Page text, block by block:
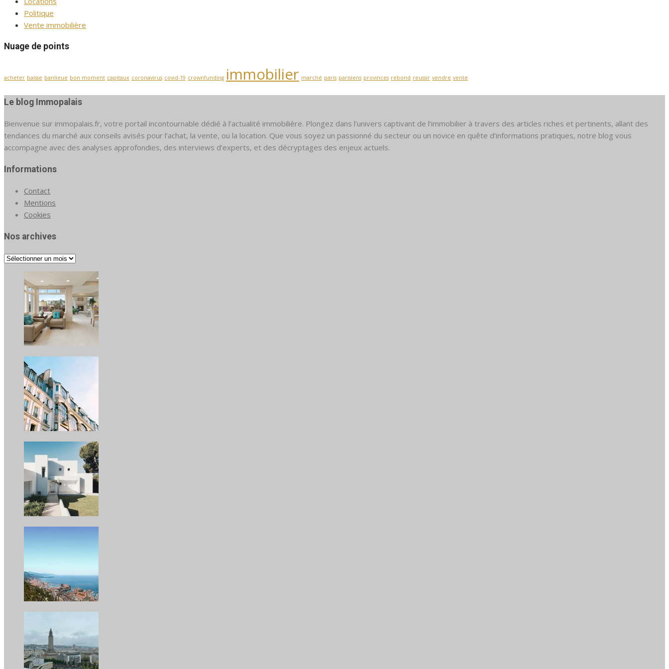
Politique
Vente immobilière
Nuage de points
acheter baisse banlieue bon moment capitaux coronavirus covid-19 crownfunding immobilier marché paris parisiens provinces rebond reussir vendre vente
Le blog Immopalais
Bienvenue sur immopalais.fr, votre portail incontournable dédié à l’actualité immobilière. Plongez dans l’univers captivant de l’immobilier à travers des articles riches et pertinents, allant des
tendances du marché aux conseils avisés pour l’achat, la vente, ou la location. Que vous soyez un passionné du secteur ou un novice en quête d’informations pratiques, notre blog vous
accompagne avec des analyses approfondies, des interviews d’experts, et des décryptages des enjeux actuels.
Informations
Contact
Mentions
Cookies
Nos archives
Nos